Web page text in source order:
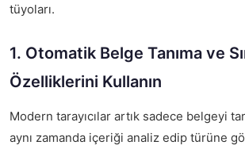
tüyoları.
1. Otomatik Belge Tanıma ve
Özelliklerini Kullanın
Modern tarayıcılar artık sadece belgeyi
aynı zamanda içeriği analiz edip türüne